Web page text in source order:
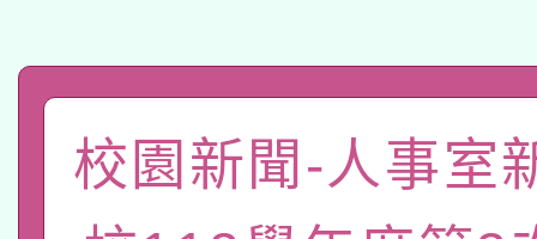
動」
開 智慧啟航」
「2026桃園藝術巡演
關事宜
轉知教育部國民及學前
國立臺灣師範大學辦理
校園新聞-人事室